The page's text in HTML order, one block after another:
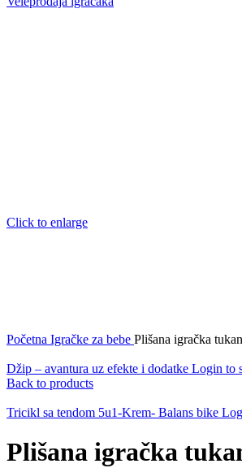
Click to enlarge
Početna Igračke za bebe Plišana igračka
Džip – avantura uz efekte i dodatke Login to
Back to products
Tricikl sa tendom 5u1-Krem- Balans bike
Plišana igračka